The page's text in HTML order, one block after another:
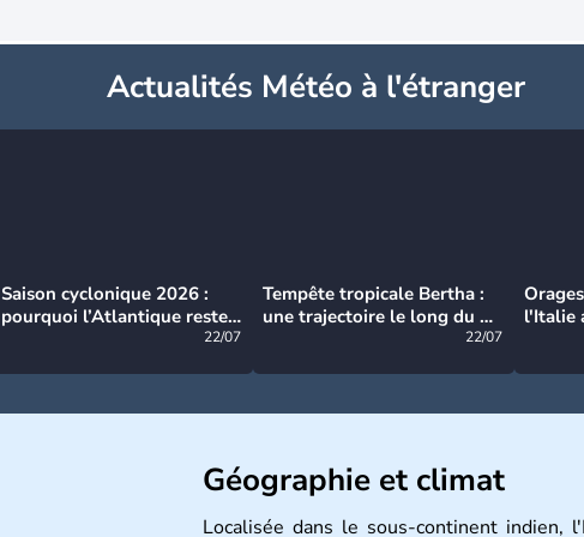
Actualités Météo à l'étranger
Saison cyclonique 2026 :
pourquoi l’Atlantique reste
22/07
Tempête tropicale Bertha :
une trajectoire le long du du
22/07
l'Italie
Géographie et climat
Localisée dans le sous-continent